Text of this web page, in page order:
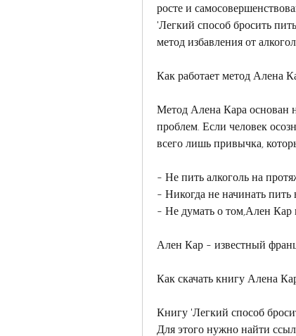
росте и
'Легкий способ бросить
метод избавления от
Как работает метод Алена
Метод Алена Кара основан
проблем. Если человек
всего лишь привычка,
- Не пить алкоголь на
- Никогда не начинать пить
- Не думать о том,Ален Кар
Ален Кар - известный
Как скачать книгу Алена
Книгу 'Легкий способ
Для этого нужно найти